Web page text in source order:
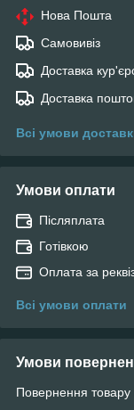
Нова Пошта
Самовивіз
Доставка
Доставка
Всі умови
Умови оплати
Післяплата
Готівкою
Оплата за
Всі умови оплати
Умови
Повернення товару